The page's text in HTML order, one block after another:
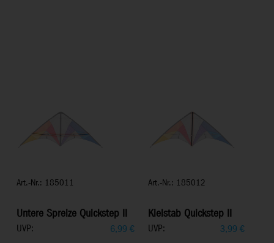
Art.-Nr.: 185011
Untere Spreize Quickstep II
UVP: 6,99 €
Art.-Nr.: 185012
Kielstab Quickstep II
UVP: 3,99 €